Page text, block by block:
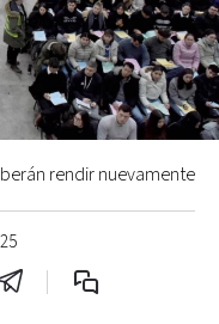
rendir nuevamente